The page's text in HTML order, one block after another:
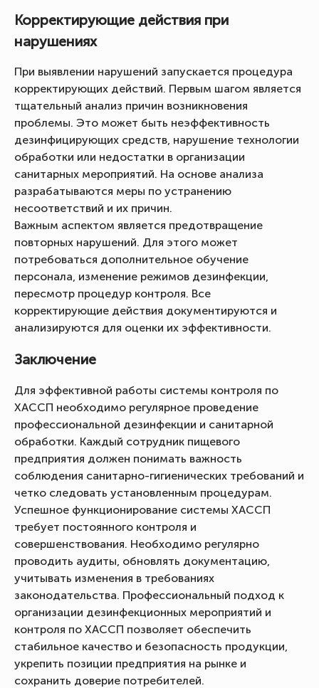
Корректирующие действия при
нарушениях
При выявлении нарушений запускается процедура
корректирующих действий. Первым шагом является
тщательный анализ причин возникновения
проблемы. Это может быть неэффективность
дезинфицирующих средств, нарушение технологии
обработки или недостатки в организации
санитарных мероприятий. На основе анализа
разрабатываются меры по устранению
несоответствий и их причин.
Важным аспектом является предотвращение
повторных нарушений. Для этого может
потребоваться дополнительное обучение
персонала, изменение режимов дезинфекции,
пересмотр процедур контроля. Все
корректирующие действия документируются и
анализируются для оценки их эффективности.
Заключение
Для эффективной работы системы контроля по
ХАССП необходимо регулярное проведение
профессиональной дезинфекции и санитарной
обработки. Каждый сотрудник пищевого
предприятия должен понимать важность
соблюдения санитарно-гигиенических требований и
четко следовать установленным процедурам.
Успешное функционирование системы ХАССП
требует постоянного контроля и
совершенствования. Необходимо регулярно
проводить аудиты, обновлять документацию,
учитывать изменения в требованиях
законодательства. Профессиональный подход к
организации дезинфекционных мероприятий и
контроля по ХАССП позволяет обеспечить
стабильное качество и безопасность продукции,
укрепить позиции предприятия на рынке и
сохранить доверие потребителей.